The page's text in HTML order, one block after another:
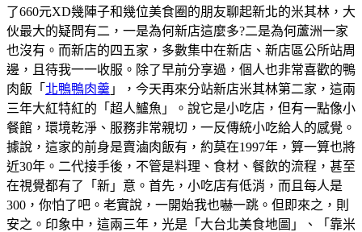
了660元XD幾陣子和幾位美食圈的朋友聊起新北的米其林，大
伙最大的疑問有二，一是為何新店這麼多?二是為何蘆洲一家
也沒有。而新店的四五家，多數集中在新店、新店區公所站周
邊，且待我一一收服。除了早前分享過，個人也非常喜歡的鴨
肉飯「 北鴨鴨肉羹 」，今天再來分站新店米其林第二家，這兩
三年大紅特紅的「超人鱸魚」。說它是小吃店，但有一點像小
餐館，環境乾淨、服務非常親切，一反傳統小吃給人的感覺。
據說，這家的前身是賣滷肉飯有，約莫在1997年，算一算也將
近30年。二代接手後，不管是料理、食材、餐飲的流程，甚至
在視覺都有了「新」意。首先，小吃店有低消，而且每人是
300，你怕了吧。老實說，一開始我也嚇一跳。但即來之，則
安之。印象中，這兩三年，光是「大台北美食地圖」、「靠米